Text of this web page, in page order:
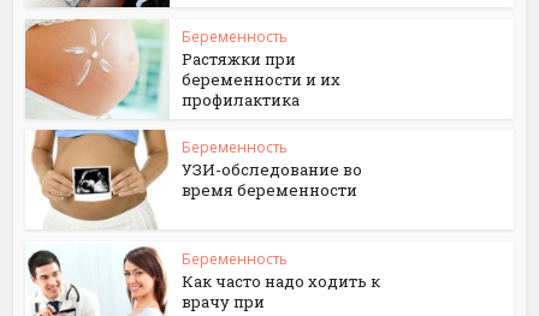
Беременность
Растяжки при
беременности и их
профилактика
Беременность
УЗИ-обследование во
время беременности
Беременность
Как часто надо ходить к
врачу при